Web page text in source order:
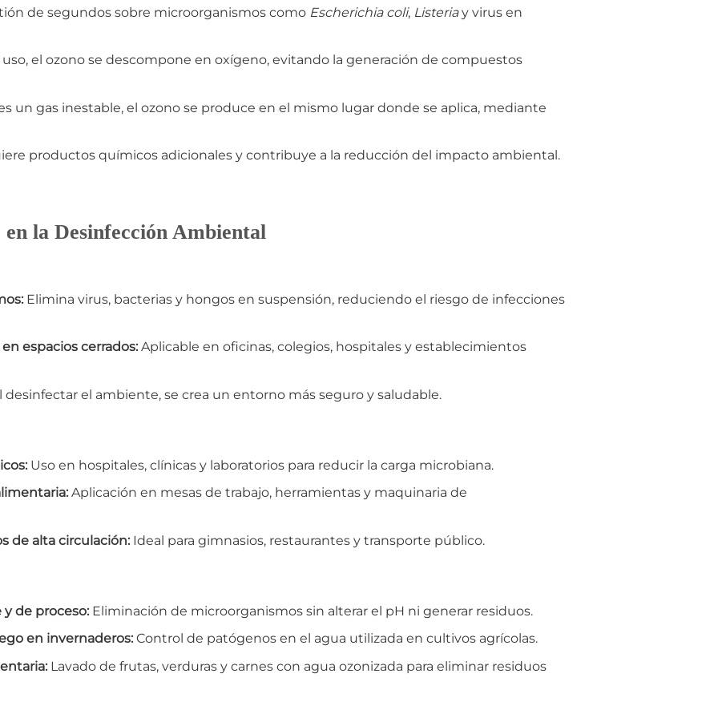
de segundos sobre microorganismos como Escherichia coli, Listeriay virus en
uso, el ozono se descompone en oxígeno, evitando la generación de compuestos
un gas inestable, el ozono se produce en el mismo lugar donde se aplica, mediante
productos químicos adicionales y contribuye a la reducción del impacto ambiental.
la Desinfección Ambiental
Elimina virus, bacterias y hongos en suspensión, reduciendo el riesgo de infecciones
espacios cerrados:Aplicable en oficinas, colegios, hospitales y establecimientos
desinfectar el ambiente, se crea un entorno más seguro y saludable.
Uso en hospitales, clínicas y laboratorios para reducir la carga microbiana.
Aplicación en mesas de trabajo, herramientas y maquinaria de
de alta circulación:Ideal para gimnasios, restaurantes y transporte público.
de proceso:Eliminación de microorganismos sin alterar el pH ni generar residuos.
en invernaderos:Control de patógenos en el agua utilizada en cultivos agrícolas.
Lavado de frutas, verduras y carnes con agua ozonizada para eliminar residuos